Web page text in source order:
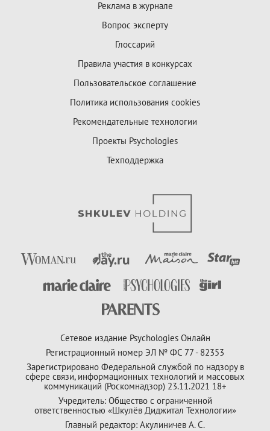
Реклама в журнале
Вопрос эксперту
Глоссарий
Правила участия в конкурсах
Пользовательское соглашение
Политика использования cookies
Рекомендательные технологии
Проекты Psychologies
Техподдержка
Сетевое издание Psychologies Онлайн
Регистрационный номер ЭЛ № ФС 77 - 82353
Зарегистрировано Федеральной службой по надзору в
сфере связи, информационных технологий и массовых
коммуникаций (Роскомнадзор) 23.11.2021 18+
Учредитель: Общество с ограниченной
ответственностью «Шкулёв Диджитал Технологии»
Главный редактор: Акулиничев А. С.